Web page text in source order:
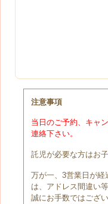
注意事項
当日のご予約、キャ
連絡下さい。
託児が必要な方はお
万が一、3営業日が経
は、アドレス間違い
誠にお手数ではござ